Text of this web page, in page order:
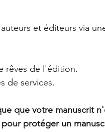
et éditeurs via
rêves de l'édition.
de services.
que votre manuscrit
protéger un